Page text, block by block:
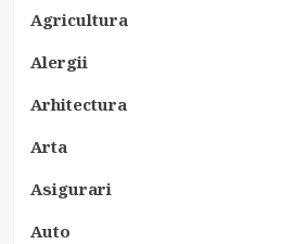
Agricultura
Alergii
Arhitectura
Arta
Asigurari
Auto